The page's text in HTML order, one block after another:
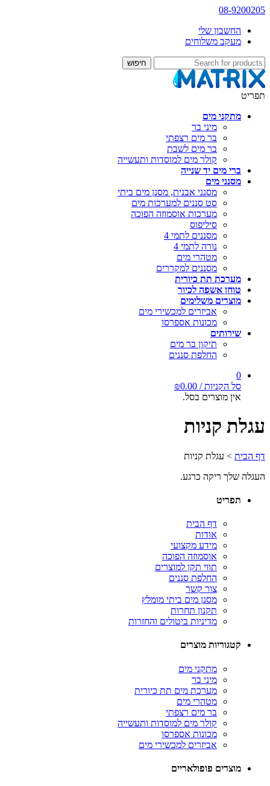
08-9200205
החשבון שלי
מעקב משלוחים
תפריט
מתקני מים
מיני בר
בר מים רצפתי
בר מים לשבת
קולר מים למוסדות ותעשייה
ברי מים יד שנייה
מסנני מים
מסנני אבנית, מסנן מים ביתי
סט סננים למערכות מים
מערכות אוסמוזה הפוכה
סיליפוס
מסננים לתמי 4
נורה לתמי 4
מטהרי מים
מסננים למקררים
מערכת תת כיורית
טוחן אשפה לכיור
מוצרים משלימים
אביזרים למכשירי מים
מכונות אספרסו
שירותים
תיקון בר מים
החלפת סננים
0
סל הקניות /
₪0.00
אין מוצרים בסל.
עגלת קניות
דף הבית > עגלת קניות
העגלה שלך ריקה כרגע.
תפריט
דף הבית
אודות
מידע מקצועי
אוסמוזה הפוכה
תווי תקן למוצרים
החלפת סננים
צור קשר
מסנן מים ביתי מומלץ
תקנון תחרות
מדיניות ביטולים והחזרות
קטגוריות מוצרים
מתקני מים
מיני בר
מערכת מים תת כיורית
מטהרי מים
בר מים רצפתי
קולר מים למוסדות ותעשייה
מכונות אספרסו
אביזרים למכשירי מים
מוצרים פופולאריים